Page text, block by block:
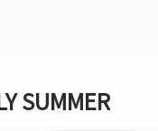
SUMMER